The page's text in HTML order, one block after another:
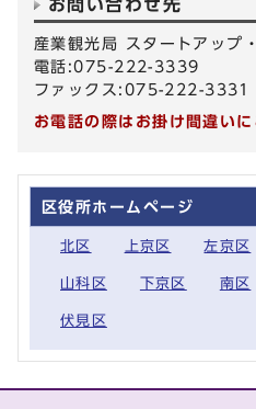
お問い合わせ先
産業観光局 スタートアップ
電話:075-222-3339
ファックス:075-222-3331
お電話の際はお掛け間違い
区役所ホームページ
北区 上京区 左京区
山科区 下京区 南区
伏見区